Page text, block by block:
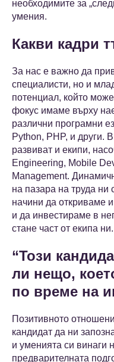
необходимите за
умения.
Какви кадри
За нас е важно да
специалисти, но и
потенциал, който
фокус имаме върху
различни програмни
Python, PHP, и други.
развиват и екипи,
Engineering, Mobile
Management.
на пазара на труда
начини да откриваме и
и да инвестираме в
стане част от екипа ни.
“Този
ли нещо,
по време на
Позитивното
кандидат да ни
и уменията си винаги
предварителната